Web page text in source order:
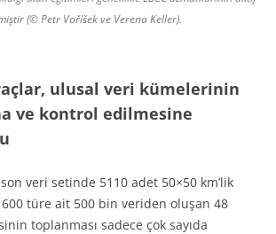
(© Petr Voříšek ve Verena Keller).
ulusal veri kümelerinin
ve kontrol edilmesine
veri setinde 5110 adet 50×50 km’lik
600 türe ait 500 bin veriden oluşan 48
toplanması sadece çok sayıda